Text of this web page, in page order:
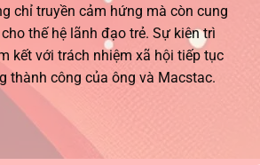
chỉ truyền cảm hứng mà còn cung
thế hệ lãnh đạo trẻ. Sự kiên trì
kết với trách nhiệm xã hội tiếp tục
thành công của ông và Macstac.